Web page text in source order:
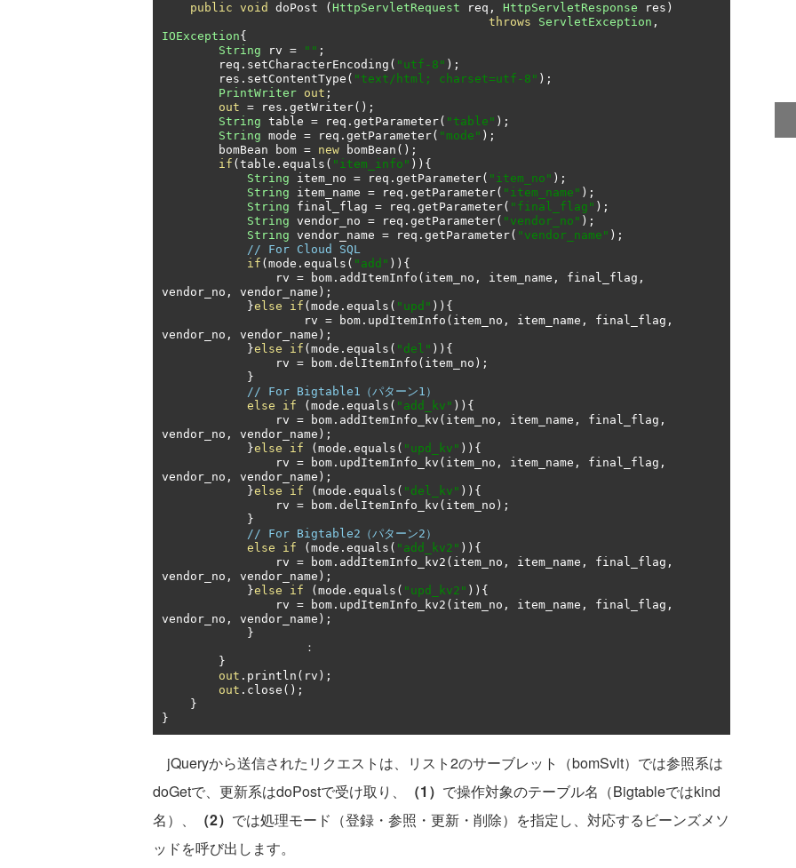
public void doPost ( HttpServletRequest req , HttpServletResponse res )
throws
ServletException ,
IOException{
String rv = "" ;
        req
. setCharacterEncoding ( "utf-8" );
        res
. setContentType ( "text/html; charset=utf-8" );
PrintWriter out ;
out = res . getWriter();
String table = req . getParameter( "table" );
String mode = req . getParameter( "mode" );
        bomBean bom
= new bomBean ();
if ( table . equals ( "item_info" )){
String item_no = req . getParameter( "item_no" );
String item_name = req . getParameter( "item_name" );
String final_flag = req . getParameter( "final_flag" );
String vendor_no = req . getParameter( "vendor_no" );
String vendor_name = req . getParameter( "vendor_name" );
// For Cloud SQL
if ( mode . equals ( "add" )){
                rv
= bom . addItemInfo ( item_no , item_name , final_flag ,
vendor_no , vendor_name );
}else if ( mode . equals ( "upd" )){
                    rv
= bom . updItemInfo ( item_no , item_name , final_flag ,
vendor_no , vendor_name );
}else if ( mode . equals ( "del" )){
                rv
= bom . delItemInfo ( item_no );
}
// For Bigtable1（パターン1）
else
if ( mode . equals ( "add_kv" )){
                rv
= bom . addItemInfo_kv ( item_no , item_name , final_flag ,
vendor_no , vendor_name );
}else if ( mode . equals ( "upd_kv" )){
                rv
= bom . updItemInfo_kv ( item_no , item_name , final_flag ,
vendor_no , vendor_name );
}else if ( mode . equals ( "del_kv" )){
                rv
= bom . delItemInfo_kv ( item_no );
}
// For Bigtable2（パターン2）
else
if ( mode . equals ( "add_kv2" )){
                rv
= bom . addItemInfo_kv2 ( item_no , item_name , final_flag ,
vendor_no , vendor_name );
}else if ( mode . equals ( "upd_kv2" )){
                rv
= bom . updItemInfo_kv2 ( item_no , item_name , final_flag ,
vendor_no , vendor_name );
}
：
}
out . println ( rv );
out . close ();
}
}
jQueryから送信されたリクエストは、リスト2のサーブレット（bomSvlt）では参照系は
doGetで、更新系はdoPostで受け取り、
（1） で操作対象のテーブル名（Bigtableではkind
名）、
（2） では処理モード（登録・参照・更新・削除）を指定し、対応するビーンズメソ
ッドを呼び出します。